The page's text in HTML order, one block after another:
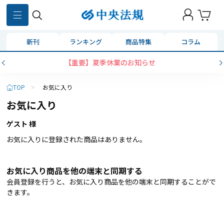
新刊 ランキング 商品特集 コラム
【重要】夏季休業のお知らせ
TOP > お気に入り
お気に入り
ゲスト 様
お気に入りに登録された商品はありません。
お気に入り商品を他の端末と同期する
会員登録を行うと、お気に入り商品を他の端末と同期することがで
きます。